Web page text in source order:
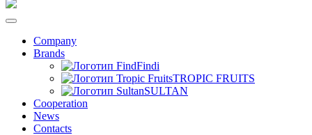
Company
Brands
Findi
TROPIC FRUITS
SULTAN
Сooperation
News
Contacts